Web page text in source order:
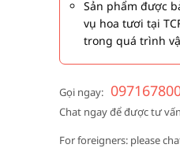
Sản phẩm được
vụ hoa tươi tại
trong quá trình
Gọi ngay:
Chat ngay để được tư vấn
For foreigners: please